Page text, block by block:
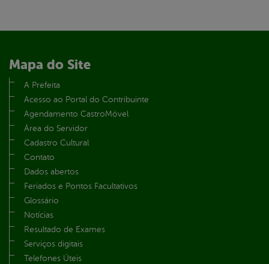
Mapa do Site
A Prefeita
Acesso ao Portal do Contribuinte
Agendamento CastroMóvel
Área do Servidor
Cadastro Cultural
Contato
Dados abertos
Feriados e Pontos Facultativos
Glossário
Notícias
Resultado de Exames
Serviços digitais
Telefones Úteis